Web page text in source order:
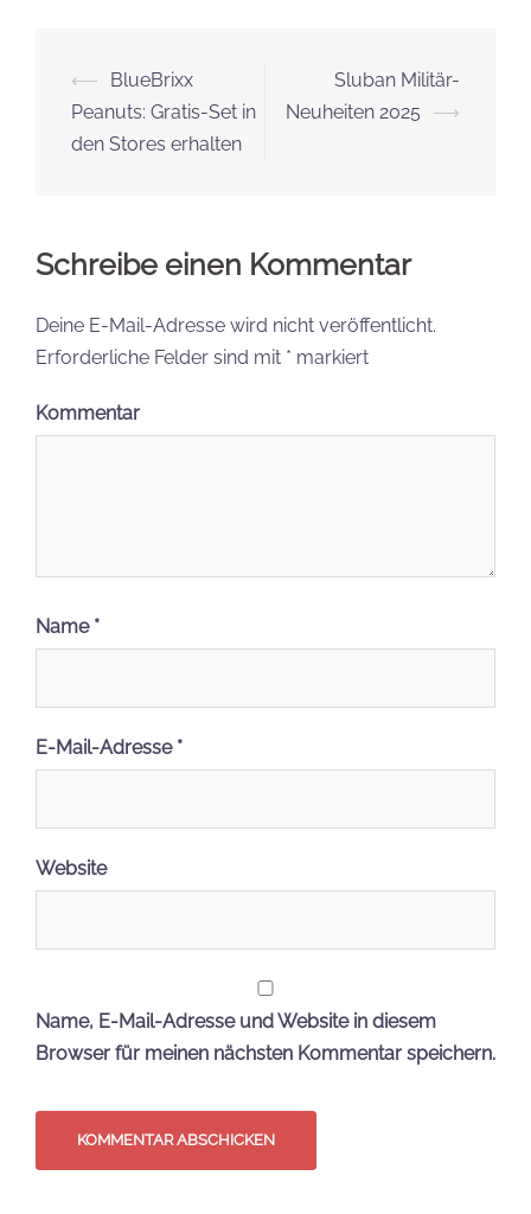
Beitrags-
Navigation
⟵
BlueBrixx
Peanuts: Gratis-Set in
den Stores erhalten
Sluban Militär-
Neuheiten 2025
⟶
Schreibe einen Kommentar
Deine E-Mail-Adresse wird nicht veröffentlicht.
Erforderliche Felder sind mit * markiert
Kommentar
Name *
E-Mail-Adresse *
Website
Name, E-Mail-Adresse und Website in diesem
Browser für meinen nächsten Kommentar speichern.